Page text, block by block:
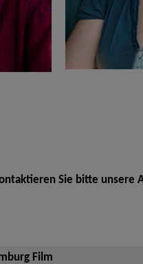
Sie bitte unsere
Film